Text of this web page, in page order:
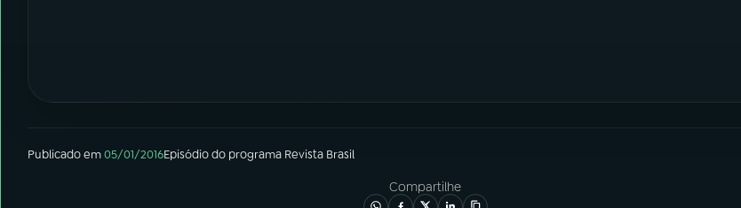
Publicado em05/01/2016Episódiodo programa Revista Brasil
Compartilhe